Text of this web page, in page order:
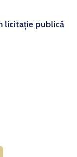
licitație publică